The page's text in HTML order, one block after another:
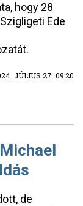
hogy 28
Ede
JÚLIUS 27. 09:20
de